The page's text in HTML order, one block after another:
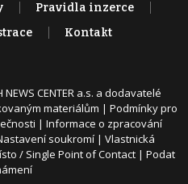
Pravidla inzerce
Kontakt
CENTER a.s. a dodavatelé
materiálům | Podmínky pro
| Informace o zpracování
soukromí | Vlastnická
/ Single Point of Contact | Podat